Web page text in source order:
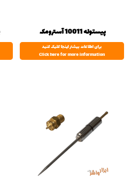
پیستوله 10011 آسترومک
برای اطلاعات بیشتر اینجا کلیک کنید
Click here for more information